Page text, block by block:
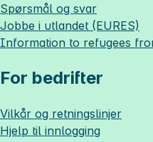
Spørsmål og svar
Jobbe i utlandet (EURES)
Information to refugees
For bedrifter
Vilkår og retningslinjer
Hjelp til innlogging